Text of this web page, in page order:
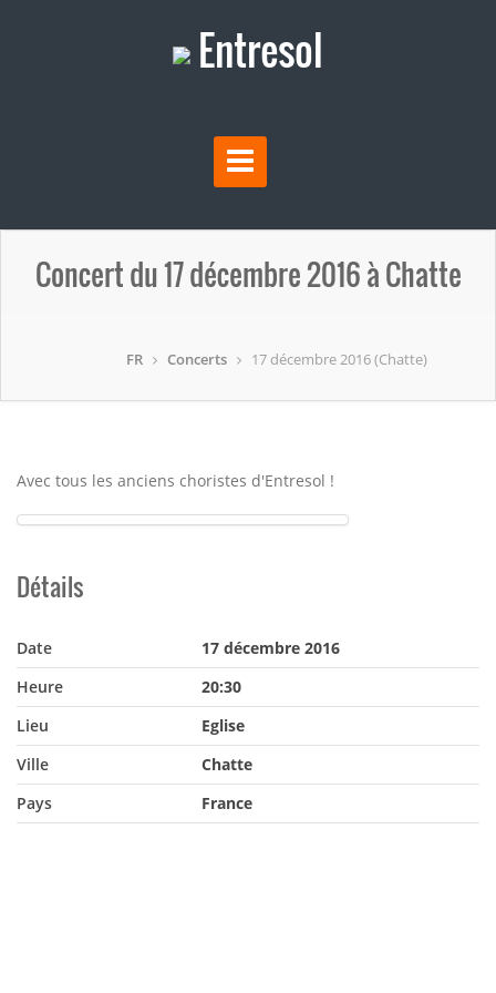
Entresol
Concert du 17 décembre 2016 à Chatte
FR Concerts 17 décembre 2016 (Chatte)
Avec tous les anciens choristes d'Entresol !
Détails
Date
17 décembre 2016
Heure
20:30
Lieu
Eglise
Ville
Chatte
Pays
France